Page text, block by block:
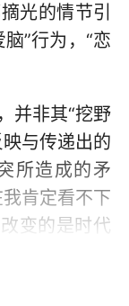
光的情节引
”行为，“恋
并非其“挖野
与传递出的
所造成的矛
肯定看不下
变的是时代
下观众已经
大爱情”，